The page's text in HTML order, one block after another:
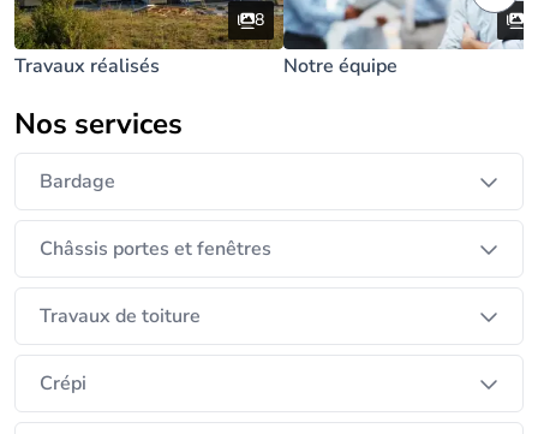
8
Travaux réalisés Notre équipe
Nos services
Bardage
Châssis portes et fenêtres
Travaux de toiture
Crépi